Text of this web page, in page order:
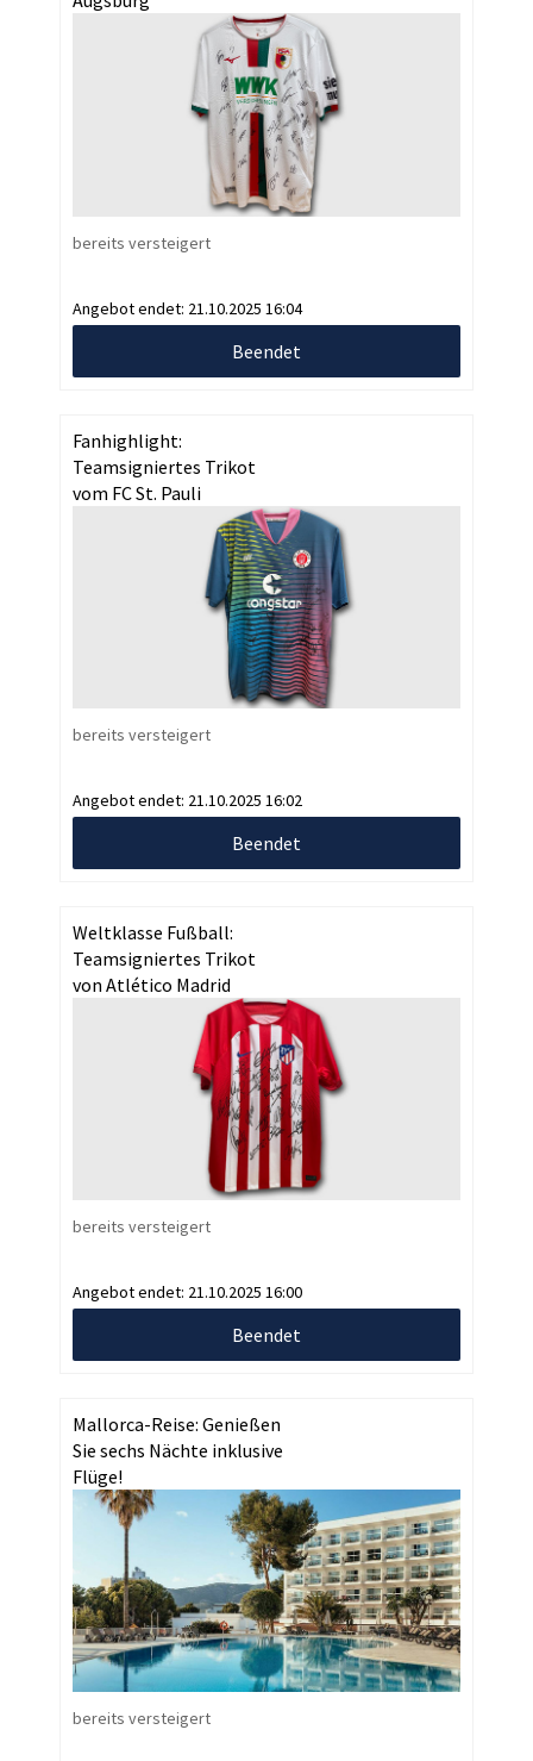
bereits versteigert
Angebot endet: 21.10.2025 16:04
Beendet
Fanhighlight:
Teamsigniertes Trikot
vom FC St. Pauli
bereits versteigert
Angebot endet: 21.10.2025 16:02
Beendet
Weltklasse Fußball:
Teamsigniertes Trikot
von Atlético Madrid
bereits versteigert
Angebot endet: 21.10.2025 16:00
Beendet
Mallorca-Reise: Genießen
Sie sechs Nächte inklusive
Flüge!
bereits versteigert